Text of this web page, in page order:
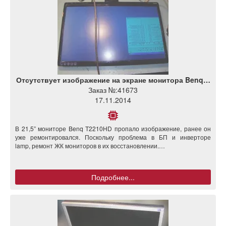
Отсутствует изображение на экране монитора Benq…
Заказ №:41673
17.11.2014
В 21,5” мониторе Benq T2210HD пропало изображение, ранее он
уже ремонтировался. Поскольку проблема в БП и инверторе
lamp, ремонт ЖК мониторов в их восстановлении.…
Подробнее...